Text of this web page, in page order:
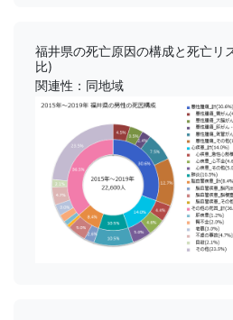
福井県の死亡原因の構成と死亡リ
比)
関連性：同地域